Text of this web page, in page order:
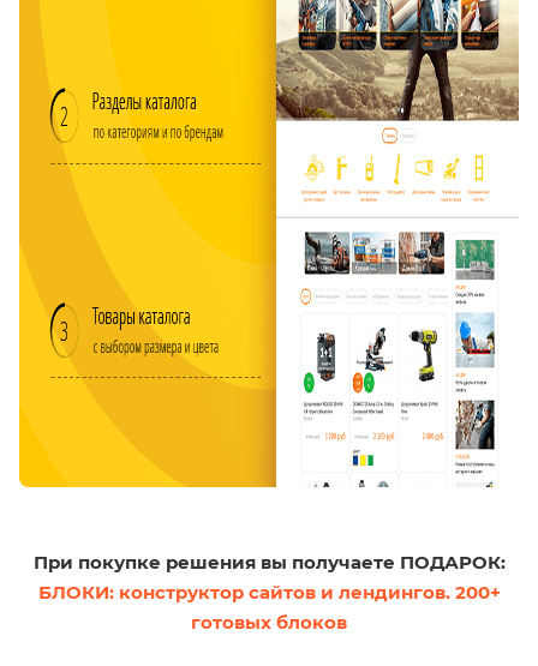
При покупке решения вы получаете ПОДАРОК:
БЛОКИ: конструктор сайтов и лендингов. 200+
готовых блоков